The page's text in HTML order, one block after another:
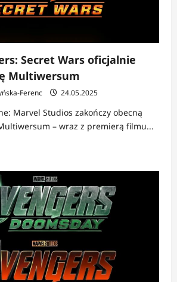
Secret Wars oficjalnie
Multiwersum
Ferenc 24.05.2025
Marvel Studios zakończy obecną
– wraz z premierą filmu...